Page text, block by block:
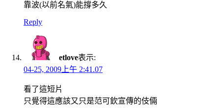
靠波(以前名氣)能撐多久
Reply
etlove表示:
04-25, 2009上午 2:41.07
看了這短片
只覺得這應該又只是范可欽宣傳的伎倆